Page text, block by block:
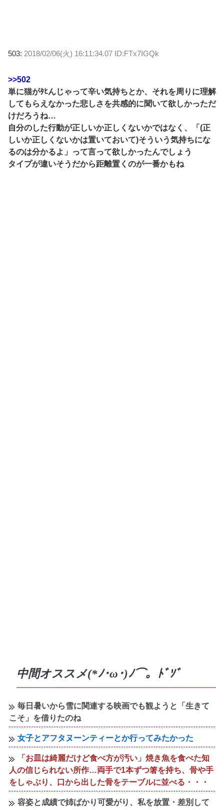
503: 2018/02/06(火) 16:11:34.07 ID:FTx7IGQk
>>502
単に猫がﾀﾋんじゃって辛い気持ちとか、それを周りに理解
してもらえなかった悲しさを共感的に聞いて欲しかっただ
けだろうね…
自分のした行動が正しいか正しくないかではなく、「(正
しいか正しくないかは置いておいて)そういう気持ちにな
るのは分かるよ」って言って欲しかったんでしょう
タイプが違いそうだから距離置くのが一番かもね
中間オススメ(*ﾉ･ω･)ﾉ⌒。ﾄﾞｿﾞ
毎日暑いから雪に関連する映画でも観ようと「生きて
こそ」を借りたのね
女子とアフタヌーンティーとか行ってみたかった
「お皿は綺麗だけど食べ方が汚い」焼き魚を食べた知
人の信じられない所作…両手で1本ずつ箸を持ち、骨や手
をしゃぶり、口から出した骨をテーブルに並べる・・・
容姿と成績で姉ばかり可愛がり、私を放置・差別して